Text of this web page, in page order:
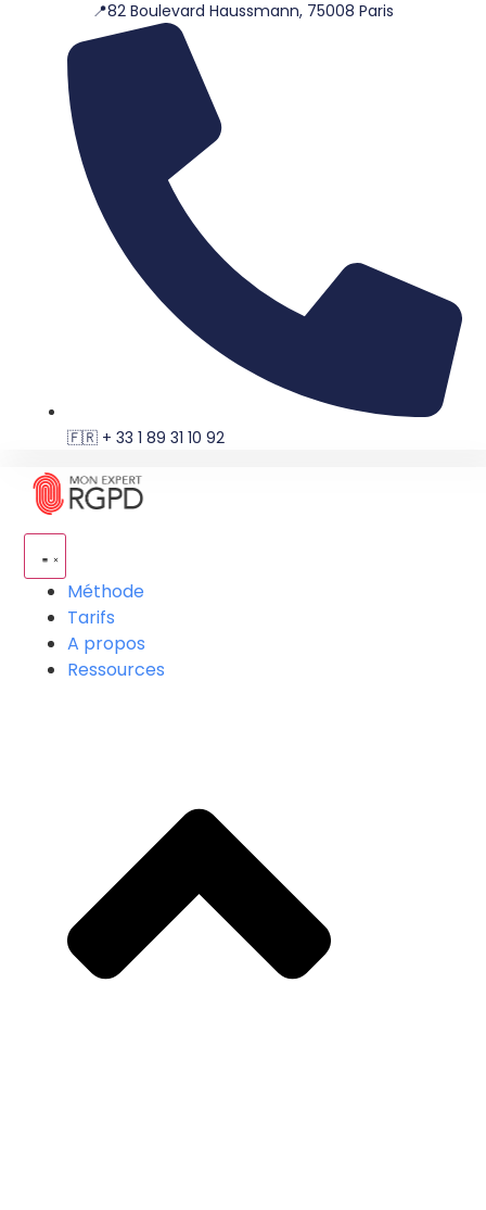
📍82 Boulevard Haussmann, 75008 Paris
🇫🇷 + 33 1 89 31 10 92
Méthode
Tarifs
A propos
Ressources